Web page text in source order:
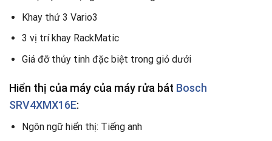
Khay thứ 3 Vario3
3 vị trí khay RackMatic
Giá đỡ thủy tinh đặc biệt trong giỏ dưới
Hiển thị của máy của máy rửa bát Bosch
SRV4XMX16E:
Ngôn ngữ hiển thị: Tiếng anh